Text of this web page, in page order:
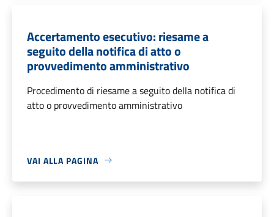
Accertamento esecutivo: riesame a
seguito della notifica di atto o
provvedimento amministrativo
Procedimento di riesame a seguito della notifica di
atto o provvedimento amministrativo
VAI ALLA PAGINA